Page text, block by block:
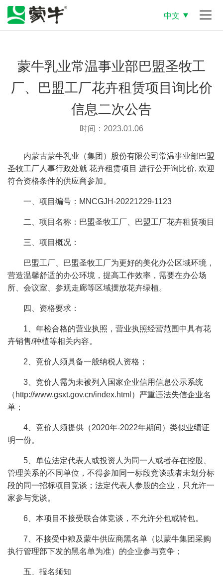
中文
蒙牛乳业常温事业部巴盟圣牧工
厂、巴盟工厂花卉租赁项目询比价
信息二次公告
时间：2023.01.06
内蒙古蒙牛乳业（集团）股份有限公司常温事业部巴盟
圣牧工厂人事行政处就 花卉租赁项目 进行公开询比价, 欢迎
符合资格条件的供应商参加。
一、项目编号：MNCGJH-20221229-1123
二、项目名称：巴盟圣牧工厂、巴盟工厂花卉租赁项目
三、项目概况：
巴盟工厂、巴盟圣牧工厂为更好的美化办公区域环境，
营造温馨舒适的办公环境，提高工作效率，需要在办公场
所、会议室、参观走廊等区域摆放花卉绿植。
四、资格要求：
1、年检合格的营业执照，营业执照经营范围中具有花
卉销售/种植等相关内容。
2、竞价人须具备一般纳税人资格；
3、竞价人需为未被列入国家企业信用信息公示系统
（http://www.gsxt.gov.cn/index.html）严重违法失信企业名
单；
4、竞价人须提供（2020年-2022年期间）类似业绩证
明一份。
5、单位法定代表人或投资人为同一人或者存在控股、
管理关系的不同单位，不得参加同一标段竞谈或者未划分标
段的同一招标项目竞谈；法定代表人参股的企业，只允许一
家参与竞谈。
6、本项目不接受联合体竞谈，不允许分包或转包。
7、不接受中粮及蒙牛供应商黑名单（以蒙牛集团采购
执行管理部下发的黑名单为准）的企业参与竞争；
五、报名须知